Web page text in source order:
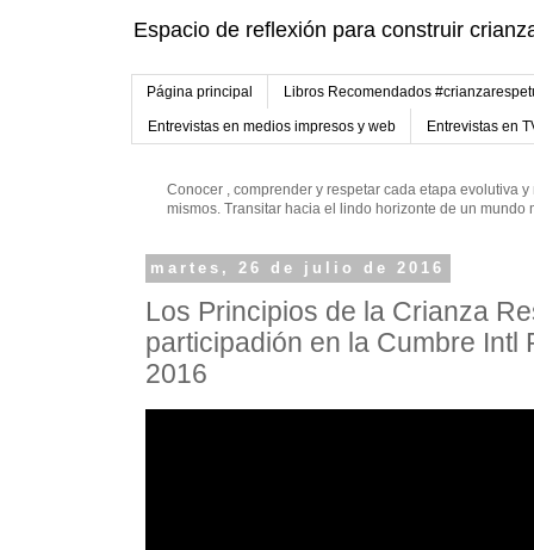
Espacio de reflexión para construir
Página principal Libros Recomendados
Entrevistas en medios impresos y web Entrevistas en
Conocer , comprender y respetar cada etapa evolutiva
mismos. Transitar hacia el lindo horizonte de un mundo
martes, 26 de julio de 2016
Los Principios de la Crianza
participadión en la Cumbre Intl
2016